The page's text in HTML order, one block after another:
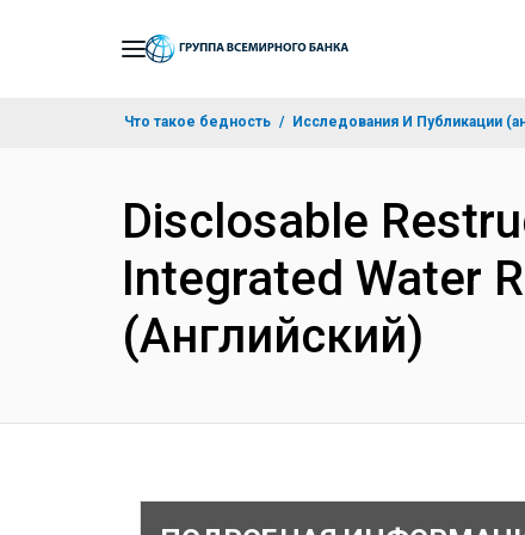
Что такое бедность Исследования И Публикации
Disclosable
Integrated Water
(Английский)